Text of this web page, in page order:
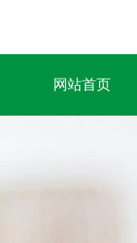
网站首页